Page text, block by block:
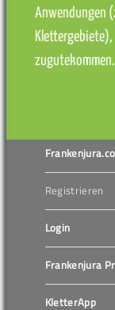
Anwendungen
Klettergebiete),
zugutekommen.
Registrieren
Login
Frankenjura
KletterApp